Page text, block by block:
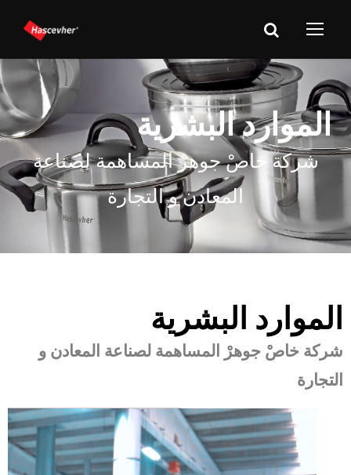
الموارد البشرية
شركة خاصْ جوهرْ المساهمة لصناعة
المعادن و التجارة
الموارد البشرية
شركة خاصْ جوهرْ المساهمة لصناعة المعادن و
التجارة